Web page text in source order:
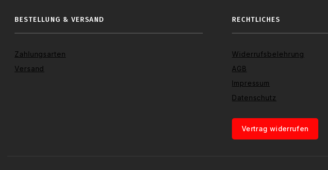
BESTELLUNG & VERSAND
Zahlungsarten
Versand
RECHTLICHES
Widerrufsbelehrung
AGB
Impressum
Datenschutz
Vertrag widerrufen